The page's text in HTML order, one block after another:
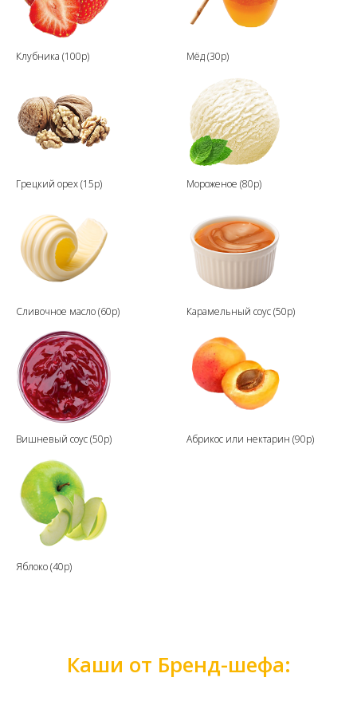
Клубника (100р) Мёд (30р)
Грецкий орех (15р) Мороженое (80р)
Сливочное масло (60р) Карамельный соус (50р)
Вишневый соус (50р) Абрикос или нектарин (90р)
Яблоко (40р)
Каши от Бренд-шефа: